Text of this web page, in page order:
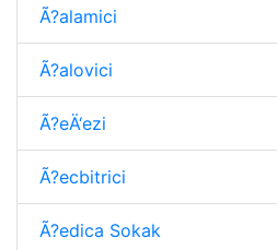
Ã?alamici
Ã?alovici
Ã?eÄ‘ezi
Ã?ecbitrici
Ã?edica Sokak